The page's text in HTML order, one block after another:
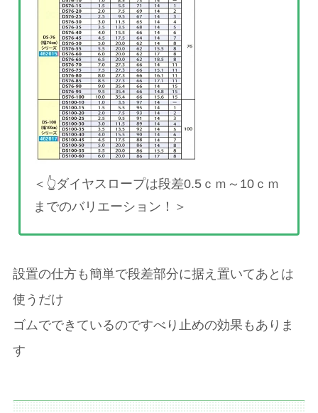
＜👆ダイヤスロープは段差0.5ｃｍ～10ｃｍ
までのバリエーション！＞
設置の仕方も簡単で段差部分に据え置いてあとは
使うだけ
ゴムでできているのですべり止めの効果もありま
す